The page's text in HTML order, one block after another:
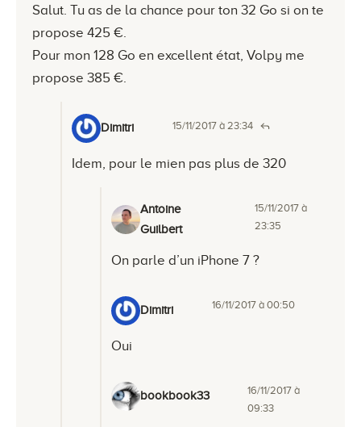
Salut. Tu as de la chance pour ton 32 Go si on te
propose 425 €.
Pour mon 128 Go en excellent état, Volpy me
propose 385 €.
Dimitri 15/11/2017 à 23:34
Idem, pour le mien pas plus de 320
Antoine
Guilbert
15/11/2017 à
23:35
On parle d’un iPhone 7 ?
Dimitri 16/11/2017 à 00:50
Oui
bookbook33
16/11/2017 à
09:33